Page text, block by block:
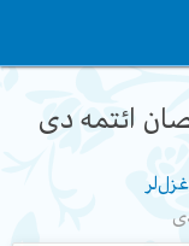
ائتمه دی
غزل‌لر